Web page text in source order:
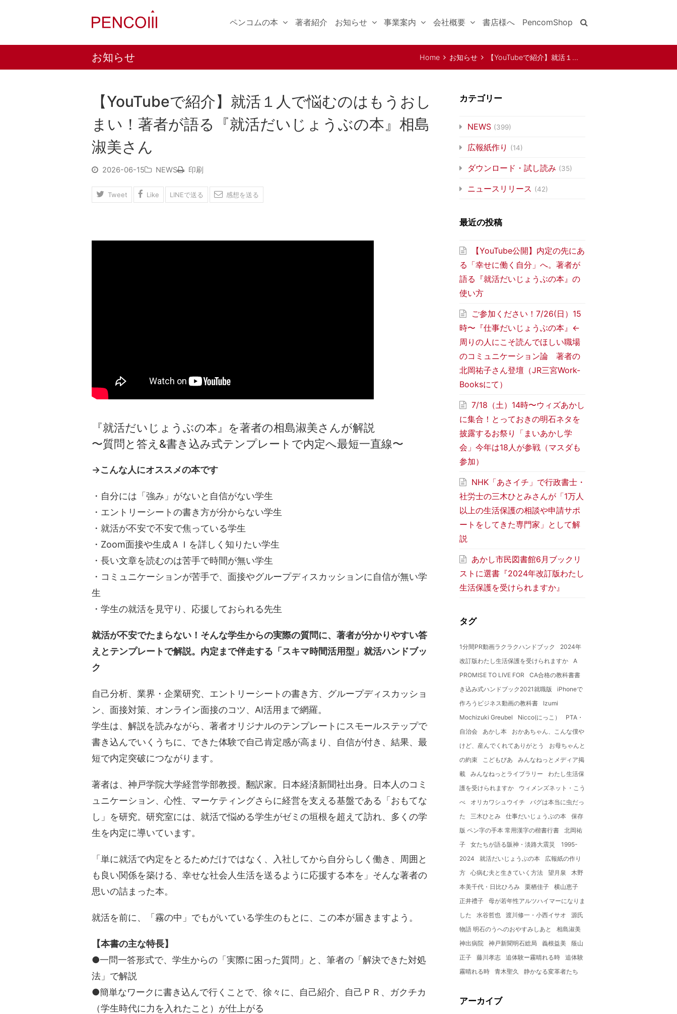
ペンコムの本 著者紹介 お知らせ 事業案内 会社概要 書店様へ PencomShop
お知らせ Home お知らせ 【YouTubeで紹介】就活１…
【YouTubeで紹介】就活１人で悩むのはもうおし
まい！著者が語る『就活だいじょうぶの本』相島
淑美さん
2026-06-15 NEWS 印刷
Tweet Like LINEで送る 感想を送る
『就活だいじょうぶの本』を著者の相島淑美さんが解説
〜質問と答え&書き込み式テンプレートで内定へ最短一直線〜
→こんな人にオススメの本です
・自分には「強み」がないと自信がない学生
・エントリーシートの書き方が分からない学生
・就活が不安で不安で焦っている学生
・Zoom面接や生成ＡＩを詳しく知りたい学生
・長い文章を読むのは苦手で時間が無い学生
・コミュニケーションが苦手で、面接やグループディスカッションに自信が無い学
生
・学生の就活を見守り、応援しておられる先生
就活が不安でたまらない！そんな学生からの実際の質問に、著者が分かりやすい答
えとテンプレートで解説。内定まで伴走する「スキマ時間活用型」就活ハンドブッ
ク
自己分析、業界・企業研究、エントリーシートの書き方、グループディスカッショ
ン、面接対策、オンライン面接のコツ、AI活用まで網羅。
学生は、解説を読みながら、著者オリジナルのテンプレートにスモールステップで
書き込んでいくうちに、できた体験で自己肯定感が高まり、自信が付き、結果、最
短で内定突破につながります。
著者は、神戸学院大学経営学部教授。翻訳家。日本経済新聞社出身。日本人のコミ
ュニケーション、心性、マーケティングさらに経営を支える基盤である「おもてな
し」を研究。研究室には、就活で悩める学生がゼミの垣根を超えて訪れ、多くの学
生を内定に導いています。
「単に就活で内定をとるためだけではなく、入社してから自分らしく働き、周囲と
も良い関係を築ける、幸せな社会人生活を送るように応援する本を」そんな著者の
思いの詰まった本。
就活を前に、「霧の中」でもがいている学生のもとに、この本が届きますよう。
【本書の主な特長】
●一問一答形式で、学生からの「実際に困った質問」と、筆者の「解決できた対処
法」で解説
●簡単なワークに書き込んで行くことで、徐々に、自己紹介、自己ＰＲ、ガクチカ
（学生時代に力を入れたこと）が仕上がる
カテゴリー
NEWS (399)
広報紙作り (14)
ダウンロード・試し読み (35)
ニュースリリース (42)
最近の投稿
【YouTube公開】内定の先にあ
る「幸せに働く自分」へ。著者が
語る『就活だいじょうぶの本』の
使い方
ご参加ください！7/26(日）15
時〜『仕事だいじょうぶの本』←
周りの人にこそ読んでほしい職場
のコミュニケーション論 著者の
北岡祐子さん登壇（JR三宮Work-
Booksにて）
7/18（土）14時〜ウィズあかし
に集合！とっておきの明石ネタを
披露するお祭り「まいあかし学
会」今年は18人が参戦（マスダも
参加）
NHK「あさイチ」で行政書士・
社労士の三木ひとみさんが「1万人
以上の生活保護の相談や申請サポ
ートをしてきた専門家」として解
説
あかし市民図書館6月ブックリ
ストに選書『2024年改訂版わたし
生活保護を受けられますか』
タグ
1分間PR動画ラクラクハンドブック
2024年
改訂版わたし生活保護を受けられますか
A
PROMISE TO LIVE FOR
CA合格の教科書書
き込み式ハンドブック2021就職版
iPhoneで
作ろうビジネス動画の教科書
Izumi
Mochizuki Greubel
Nicco(にっこ）
PTA・
自治会
あかし本
おかあちゃん、こんな僕や
けど、産んでくれてありがとう
お母ちゃんと
の約束
こどもぴあ
みんなねっとメディア掲
載
みんなねっとライブラリー
わたし生活保
護を受けられますか
ウィメンズネット・こう
べ
オリカワシュウイチ
バグは本当に虫だっ
た
三木ひとみ 仕事だいじょうぶの本
保存
版 ペン字の手本 常用漢字の楷書行書
北岡祐
子
女たちが語る阪神・淡路大震災 1995-
2024
就活だいじょうぶの本
広報紙の作り
方
心病む夫と生きていく方法 望月泉
木野
本美千代・日比ひろみ
栗栖佳子
横山恵子
正井禮子
母が若年性アルツハイマーになりま
した
水谷哲也 渡川修一・小西イサオ
源氏
物語 明石のうへのおやすみしあと
相島淑美
神出病院
神戸新聞明石総局 義根益美
蔭山
正子
藤川孝志 追体験ー霧晴れる時
追体験
霧晴れる時
青木聖久 静かなる変革者たち
アーカイブ